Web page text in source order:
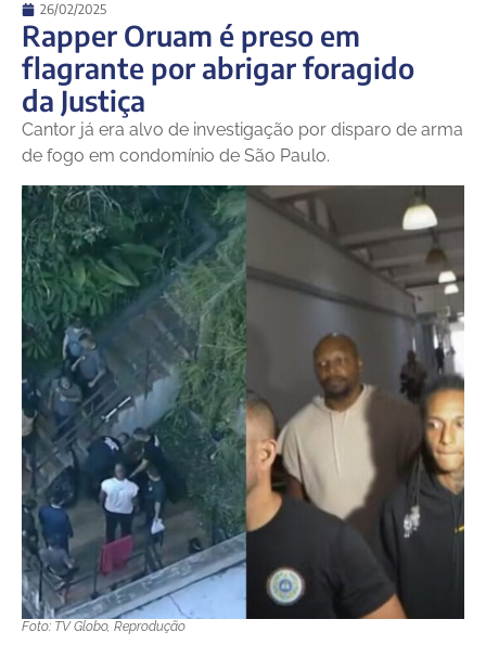
26/02/2025
Rapper Oruam é preso em
flagrante por abrigar foragido
da Justiça
Cantor já era alvo de investigação por disparo de arma
de fogo em condomínio de São Paulo.
Foto: TV Globo, Reprodução